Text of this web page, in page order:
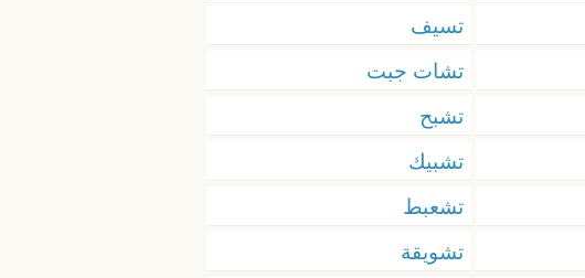
تسيف
تشات جبت
تشبح
تشبيك
تشعبط
تشويقة